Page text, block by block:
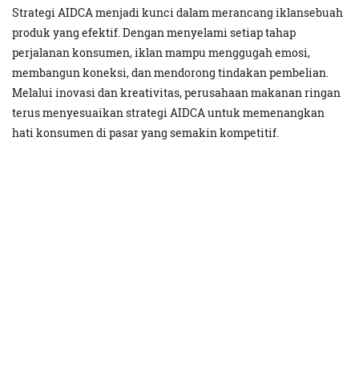
Strategi AIDCA menjadi kunci dalam merancang iklansebuah
produk yang efektif. Dengan menyelami setiap tahap
perjalanan konsumen, iklan mampu menggugah emosi,
membangun koneksi, dan mendorong tindakan pembelian.
Melalui inovasi dan kreativitas, perusahaan makanan ringan
terus menyesuaikan strategi AIDCA untuk memenangkan
hati konsumen di pasar yang semakin kompetitif.